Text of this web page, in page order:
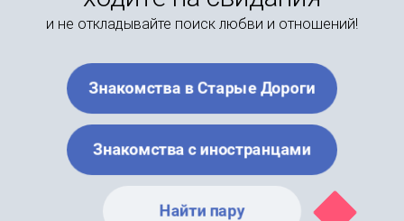
и не откладывайте поиск любви и отношений!
Знакомства в Старые Дороги
Знакомства с иностранцами
Найти пару